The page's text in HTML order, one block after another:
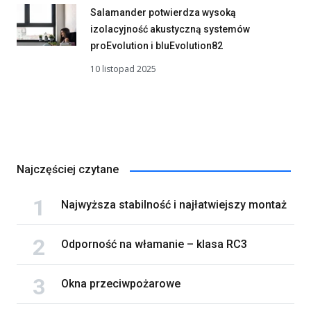
Salamander potwierdza wysoką
izolacyjność akustyczną systemów
proEvolution i bluEvolution82
10 listopad 2025
Najczęściej czytane
Najwyższa stabilność i najłatwiejszy montaż
Odporność na włamanie – klasa RC3
Okna przeciwpożarowe